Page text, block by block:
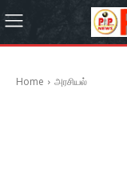
Home அரசியல்